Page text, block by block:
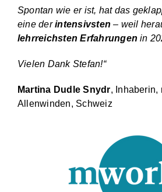
Spontan wie er ist, hat das
eine derintensivsten – weil
lehrreichsten Erfahrungen in
Vielen Dank Stefan!“
Martina Dudle Snydr, Inhaberin,
Allenwinden, Schweiz